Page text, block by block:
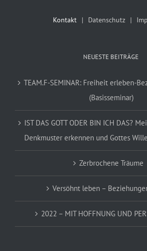
Kontakt Datenschutz
NEUESTE BEITRÄGE
TEAM.F-SEMINAR: Freiheit erleben-
(Basisseminar)
IST DAS GOTT ODER BIN ICH DAS?
Denkmuster erkennen und Gottes
Zerbrochene Träume
Versöhnt leben –
2022 – MIT HOFFNUNG UND